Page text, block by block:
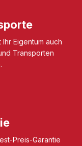
Eigentum auch
Transporten
Preis-Garantie